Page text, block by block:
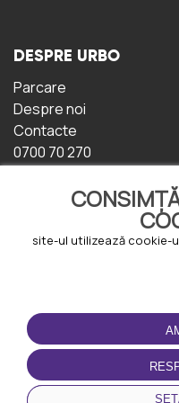
site-ul utilizează cookie-
DESPRE URBO
Parcare
Despre noi
Contacte
0700 70 270
TERMENI DE
Termeni și condiții
Politica de
Confidențialitate
Politica de cookie-uri